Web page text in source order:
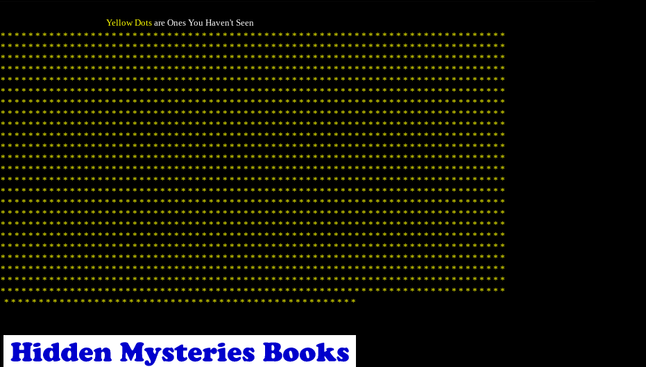
Yellow Dotsare Ones You Haven't Seen
* * * * * * * * * * * * * * * * * * * * * * * * * * * * * * * * * * * * * * * * * * * * * * * * * * * * * * * * * * * * * * * * * * * * * * * * *
* * * * * * * * * * * * * * * * * * * * * * * * * * * * * * * * * * * * * * * * * * * * * * * * * * * * * * * * * * * * * * * * * * * * * * * * *
* * * * * * * * * * * * * * * * * * * * * * * * * * * * * * * * * * * * * * * * * * * * * * * * * * * * * * * * * * * * * * * * * * * * * * * * *
* * * * * * * * * * * * * * * * * * * * * * * * * * * * * * * * * * * * * * * * * * * * * * * * * * * * * * * * * * * * * * * * * * * * * * * * *
* * * * * * * * * * * * * * * * * * * * * * * * * * * * * * * * * * * * * * * * * * * * * * * * * * * * * * * * * * * * * * * * * * * * * * * * *
* * * * * * * * * * * * * * * * * * * * * * * * * * * * * * * * * * * * * * * * * * * * * * * * * * * * * * * * * * * * * * * * * * * * * * * * *
* * * * * * * * * * * * * * * * * * * * * * * * * * * * * * * * * * * * * * * * * * * * * * * * * * * * * * * * * * * * * * * * * * * * * * * * *
* * * * * * * * * * * * * * * * * * * * * * * * * * * * * * * * * * * * * * * * * * * * * * * * * * * * * * * * * * * * * * * * * * * * * * * * *
* * * * * * * * * * * * * * * * * * * * * * * * * * * * * * * * * * * * * * * * * * * * * * * * * * * * * * * * * * * * * * * * * * * * * * * * *
* * * * * * * * * * * * * * * * * * * * * * * * * * * * * * * * * * * * * * * * * * * * * * * * * * * * * * * * * * * * * * * * * * * * * * * * *
* * * * * * * * * * * * * * * * * * * * * * * * * * * * * * * * * * * * * * * * * * * * * * * * * * * * * * * * * * * * * * * * * * * * * * * * *
* * * * * * * * * * * * * * * * * * * * * * * * * * * * * * * * * * * * * * * * * * * * * * * * * * * * * * * * * * * * * * * * * * * * * * * * *
* * * * * * * * * * * * * * * * * * * * * * * * * * * * * * * * * * * * * * * * * * * * * * * * * * * * * * * * * * * * * * * * * * * * * * * * *
* * * * * * * * * * * * * * * * * * * * * * * * * * * * * * * * * * * * * * * * * * * * * * * * * * * * * * * * * * * * * * * * * * * * * * * * *
* * * * * * * * * * * * * * * * * * * * * * * * * * * * * * * * * * * * * * * * * * * * * * * * * * * * * * * * * * * * * * * * * * * * * * * * *
* * * * * * * * * * * * * * * * * * * * * * * * * * * * * * * * * * * * * * * * * * * * * * * * * * * * * * * * * * * * * * * * * * * * * * * * *
* * * * * * * * * * * * * * * * * * * * * * * * * * * * * * * * * * * * * * * * * * * * * * * * * * * * * * * * * * * * * * * * * * * * * * * * *
* * * * * * * * * * * * * * * * * * * * * * * * * * * * * * * * * * * * * * * * * * * * * * * * * * * * * * * * * * * * * * * * * * * * * * * * *
* * * * * * * * * * * * * * * * * * * * * * * * * * * * * * * * * * * * * * * * * * * * * * * * * * * * * * * * * * * * * * * * * * * * * * * * *
* * * * * * * * * * * * * * * * * * * * * * * * * * * * * * * * * * * * * * * * * * * * * * * * * * * * * * * * * * * * * * * * * * * * * * * * *
* * * * * * * * * * * * * * * * * * * * * * * * * * * * * * * * * * * * * * * * * * * * * * * * * * * * * * * * * * * * * * * * * * * * * * * * *
* * * * * * * * * * * * * * * * * * * * * * * * * * * * * * * * * * * * * * * * * * * * * * * * * * * * * * * * * * * * * * * * * * * * * * * * *
* * * * * * * * * * * * * * * * * * * * * * * * * * * * * * * * * * * * * * * * * * * * * * * * * * * * * * * * * * * * * * * * * * * * * * * * *
* * * * * * * * * * * * * * * * * * * * * * * * * * * * * * * * * * * * * * * * * * * * * * * * * * * * * * * * * * * * * * * * * * * * * * * * *
* * * * * * * * * * * * * * * * * * * * * * * * * * * * * * * * * * * * * * * * * * * * * * * * * * *